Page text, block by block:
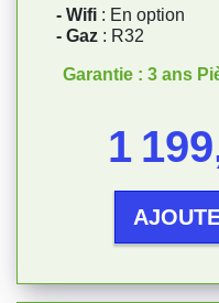
- Wifi : En option
- Gaz : R32
Garantie : 3 ans
1